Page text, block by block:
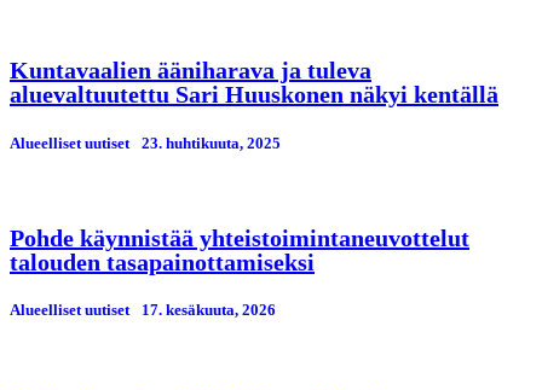
Kuntavaalien ääniharava ja tuleva
aluevaltuutettu Sari Huuskonen näkyi kentällä
Alueelliset uutiset 23. huhtikuuta, 2025
Pohde käynnistää yhteistoimintaneuvottelut
talouden tasapainottamiseksi
Alueelliset uutiset 17. kesäkuuta, 2026